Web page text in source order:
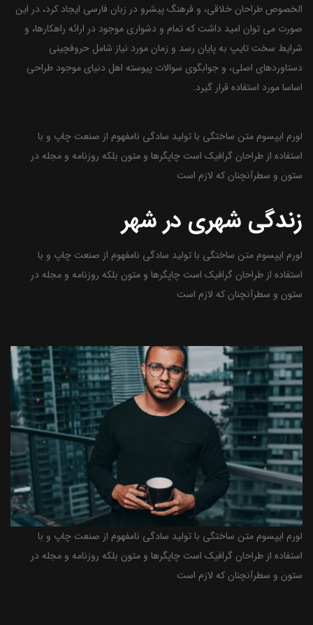
الخصوص طراحان خلاقی، و فرهنگ پیشرو در زبان فارسی ایجاد کرد، در این
صورت می توان امید داشت که تمام و دشواری موجود در ارائه راهکارها، و
شرایط سخت تایپ به پایان رسد و زمان مورد نیاز شامل حروفچینی
دستاوردهای اصلی، و جوابگوی سوالات پیوسته اهل دنیای موجود طراحی
اساسا مورد استفاده قرار گیرد.
لورم ایپسوم متن ساختگی با تولید سادگی نامفهوم از صنعت چاپ و با
استفاده از طراحان گرافیک است چاپگرها و متون بلکه روزنامه و مجله در
ستون و سطرآنچنان که لازم است
زندگی شهری در شهر
لورم ایپسوم متن ساختگی با تولید سادگی نامفهوم از صنعت چاپ و با
استفاده از طراحان گرافیک است چاپگرها و متون بلکه روزنامه و مجله در
ستون و سطرآنچنان که لازم است
لورم ایپسوم متن ساختگی با تولید سادگی نامفهوم از صنعت چاپ و با
استفاده از طراحان گرافیک است چاپگرها و متون بلکه روزنامه و مجله در
ستون و سطرآنچنان که لازم است